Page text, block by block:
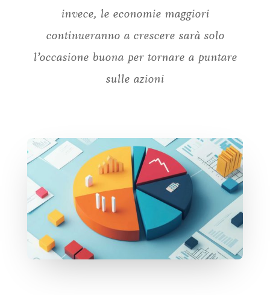
invece, le economie maggiori
continueranno a crescere sarà solo
l’occasione buona per tornare a puntare
sulle azioni